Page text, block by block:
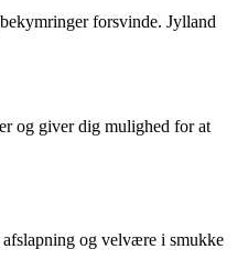
forsvinde. Jylland
og giver dig mulighed for at
og velvære i smukke